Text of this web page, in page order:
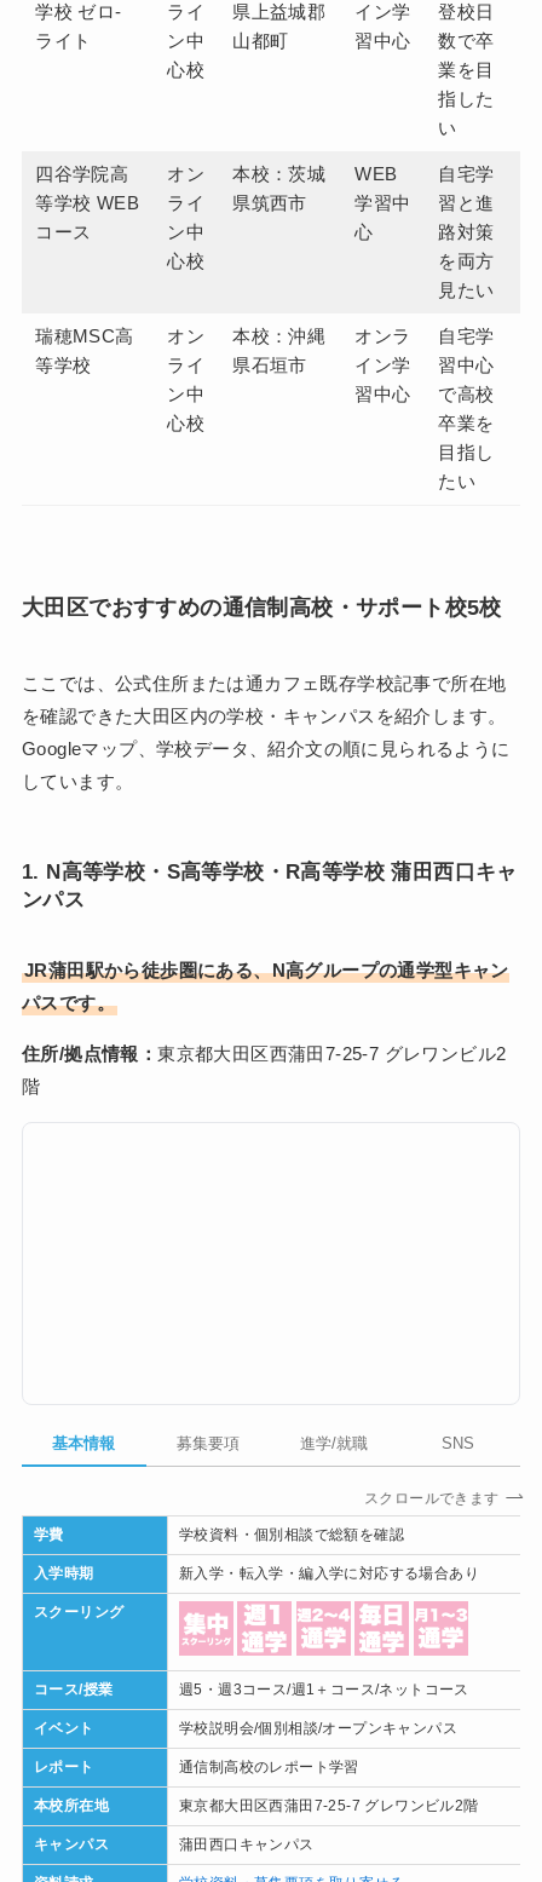
学校 ゼロ-
ライト
ライ
ン中
心校
県上益城郡
山都町
イン学
習中心
登校日
数で卒
業を目
指した
い
四谷学院高
等学校 WEB
コース
オン
ライ
ン中
心校
本校：茨城
県筑西市
WEB
学習中
心
自宅学
習と進
路対策
を両方
見たい
瑞穂MSC高
等学校
オン
ライ
ン中
心校
本校：沖縄
県石垣市
オンラ
イン学
習中心
自宅学
習中心
で高校
卒業を
目指し
たい
大田区でおすすめの通信制高校・サポート校5校
ここでは、公式住所または通カフェ既存学校記事で所在地
を確認できた大田区内の学校・キャンパスを紹介します。
Googleマップ、学校データ、紹介文の順に見られるように
しています。
1. N高等学校・S高等学校・R高等学校 蒲田西口キャ
ンパス
JR蒲田駅から徒歩圏にある、N高グループの通学型キャン
パスです。
住所/拠点情報：東京都大田区西蒲田7-25-7 グレワンビル2
階
基本情報 募集要項 進学/就職 SNS
スクロールできます
学費 学校資料・個別相談で総額を確認
入学時期 新入学・転入学・編入学に対応する場合あり
スクーリング
コース/授業 週5・週3コース/週1＋コース/ネットコース
イベント 学校説明会/個別相談/オープンキャンパス
レポート 通信制高校のレポート学習
本校所在地 東京都大田区西蒲田7-25-7 グレワンビル2階
キャンパス 蒲田西口キャンパス